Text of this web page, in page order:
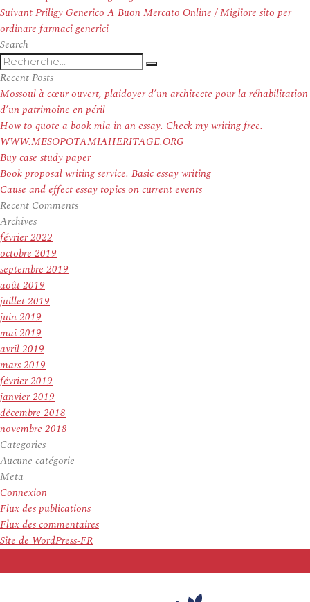
l’article
SuivantArticle
suivant :
Priligy Generico A Buon Mercato Online / Migliore sito per
ordinare farmaci generici
Search
Recherche
pour
:
Recherche
Recent Posts
Mossoul à cœur ouvert, plaidoyer d’un architecte pour la réhabilitation
d’un patrimoine en péril
How to quote a book mla in an essay. Check my writing free.
WWW.MESOPOTAMIAHERITAGE.ORG
Buy case study paper
Book proposal writing service. Basic essay writing
Cause and effect essay topics on current events
Recent Comments
Archives
février 2022
octobre 2019
septembre 2019
août 2019
juillet 2019
juin 2019
mai 2019
avril 2019
mars 2019
février 2019
janvier 2019
décembre 2018
novembre 2018
Categories
Aucune catégorie
Meta
Connexion
Flux des publications
Flux des commentaires
Site de WordPress-FR